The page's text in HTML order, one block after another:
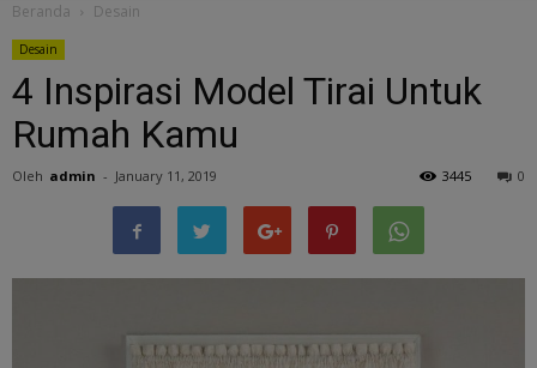
Beranda Desain
Desain
4 Inspirasi Model Tirai Untuk
Rumah Kamu
Oleh admin - January 11, 2019 0
3445